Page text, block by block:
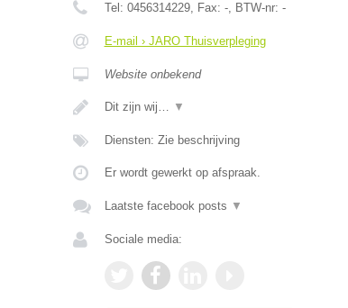
Tel: 0456314229, Fax: -, BTW-nr: -
E-mail › JARO Thuisverpleging
Website onbekend
Dit zijn wij… ▼
Diensten: Zie beschrijving
Er wordt gewerkt op afspraak.
Laatste facebook posts ▼
Sociale media: